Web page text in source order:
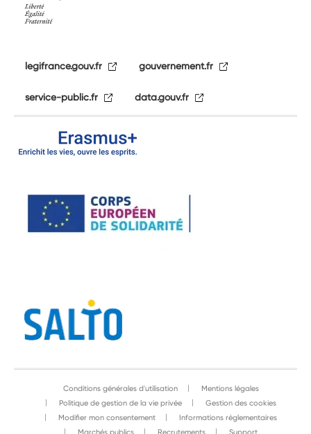
legifrance.gouv.fr gouvernement.fr
service-public.fr data.gouv.fr
Conditions générales d'utilisation
Mentions légales
Politique de gestion de la vie privée
Gestion des cookies
Modifier mon consentement
Informations réglementaires
Marchés publics
Recrutements Support